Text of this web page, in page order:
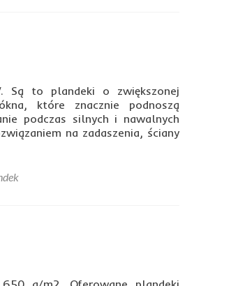
Są to plandeki o zwiększonej
które znacznie podnoszą
podczas silnych i nawalnych
na zadaszenia, ściany